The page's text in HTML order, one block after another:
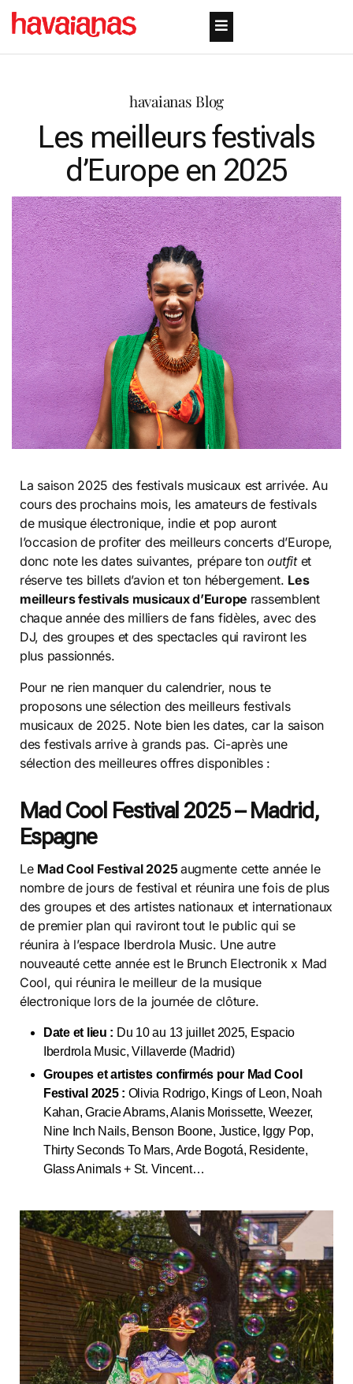
havaianas Blog
Les meilleurs festivals
d’Europe en 2025
La saison 2025 des festivals musicaux est arrivée. Au
cours des prochains mois, les amateurs de festivals
de musique électronique, indie et pop auront
l’occasion de profiter des meilleurs concerts d’Europe,
donc note les dates suivantes, prépare tonoutfit et
réserve tes billets d’avion et ton hébergement. Les
meilleurs festivals musicaux d’Europe rassemblent
chaque année des milliers de fans fidèles, avec des
DJ, des groupes et des spectacles qui raviront les
plus passionnés.
Pour ne rien manquer du calendrier, nous te
proposons une sélection des meilleurs festivals
musicaux de 2025. Note bien les dates, car la saison
des festivals arrive à grands pas. Ci-après une
sélection des meilleures offres disponibles :
Mad Cool Festival 2025 – Madrid,
Espagne
Le Mad Cool Festival 2025augmente cette année le
nombre de jours de festival et réunira une fois de plus
des groupes et des artistes nationaux et internationaux
de premier plan qui raviront tout le public qui se
réunira à l’espace Iberdrola Music. Une autre
nouveauté cette année est le Brunch Electronik x Mad
Cool, qui réunira le meilleur de la musique
électronique lors de la journée de clôture.
Date et lieu : Du 10 au 13 juillet 2025, Espacio
Iberdrola Music, Villaverde (Madrid)
Groupes et artistes confirmés pour Mad Cool
Festival 2025 : Olivia Rodrigo, Kings of Leon, Noah
Kahan, Gracie Abrams, Alanis Morissette, Weezer,
Nine Inch Nails, Benson Boone, Justice, Iggy Pop,
Thirty Seconds To Mars, Arde Bogotá, Residente,
Glass Animals + St. Vincent…